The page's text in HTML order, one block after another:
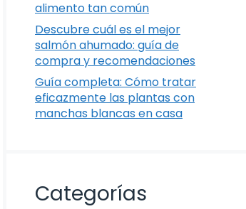
alimento tan común
Descubre cuál es el mejor
salmón ahumado: guía de
compra y recomendaciones
Guía completa: Cómo tratar
eficazmente las plantas con
manchas blancas en casa
Categorías